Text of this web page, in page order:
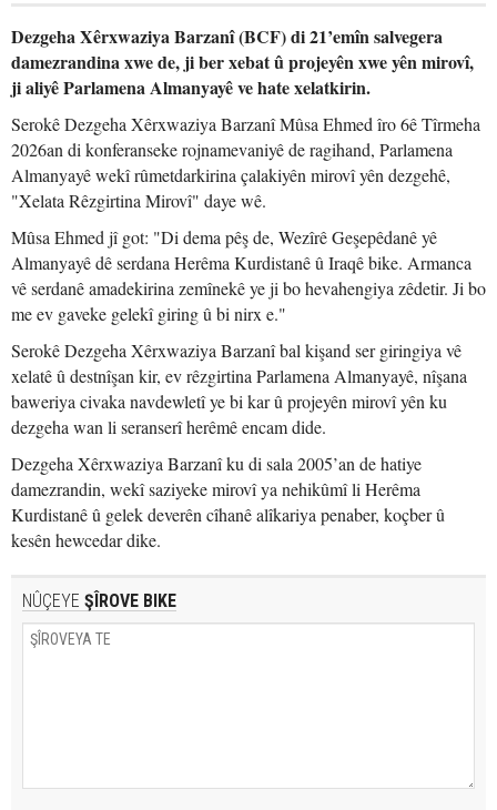
Dezgeha Xêrxwaziya Barzanî (BCF) di 21’emîn salvegera
damezrandina xwe de, ji ber xebat û projeyên xwe yên mirovî,
ji aliyê Parlamena Almanyayê ve hate xelatkirin.
Serokê Dezgeha Xêrxwaziya Barzanî Mûsa Ehmed îro 6ê Tîrmeha
2026an di konferanseke rojnamevaniyê de ragihand, Parlamena
Almanyayê wekî rûmetdarkirina çalakiyên mirovî yên dezgehê,
"Xelata Rêzgirtina Mirovî" daye wê.
Mûsa Ehmed jî got: "Di dema pêş de, Wezîrê Geşepêdanê yê
Almanyayê dê serdana Herêma Kurdistanê û Iraqê bike. Armanca
vê serdanê amadekirina zemînekê ye ji bo hevahengiya zêdetir. Ji bo
me ev gaveke gelekî giring û bi nirx e."
Serokê Dezgeha Xêrxwaziya Barzanî bal kişand ser giringiya vê
xelatê û destnîşan kir, ev rêzgirtina Parlamena Almanyayê, nîşana
baweriya civaka navdewletî ye bi kar û projeyên mirovî yên ku
dezgeha wan li seranserî herêmê encam dide.
Dezgeha Xêrxwaziya Barzanî ku di sala 2005’an de hatiye
damezrandin, wekî saziyeke mirovî ya nehikûmî li Herêma
Kurdistanê û gelek deverên cîhanê alîkariya penaber, koçber û
kesên hewcedar dike.
NÛÇEYE ŞÎROVE BIKE